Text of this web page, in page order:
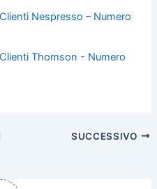
Nespresso – Numero
Thomson - Numero
SUCCESSIVO